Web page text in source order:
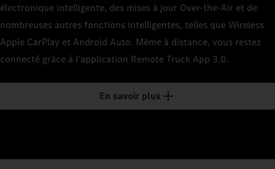
électronique intelligente, des mises à jour Over-the-Air et de
nombreuses autres fonctions intelligentes, telles que Wireless
Apple CarPlay et Android Auto. Même à distance, vous restez
connecté grâce à l'application Remote Truck App 3.0.
En savoir plus